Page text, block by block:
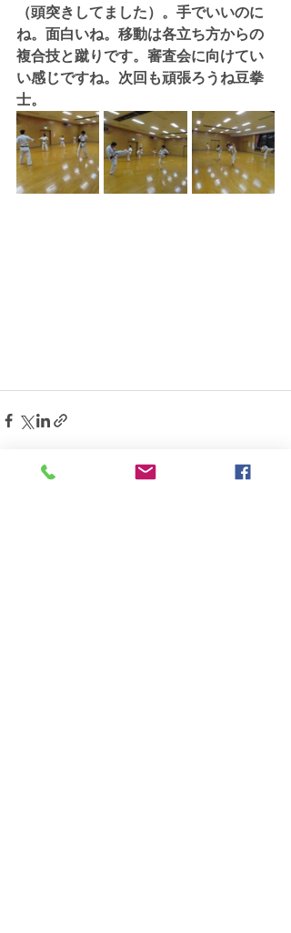
（頭突きしてました）。手でいいのに
ね。面白いね。移動は各立ち方からの
複合技と蹴りです。審査会に向けてい
い感じですね。次回も頑張ろうね豆拳
士。